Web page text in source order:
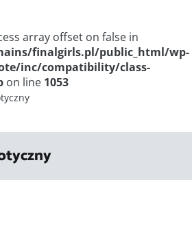
array offset on false in
finalgirls.pl/public_html/wp-
inc/compatibility/class-
on line 1053